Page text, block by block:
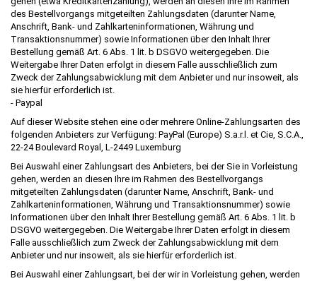
des Bestellvorgangs mitgeteilten Zahlungsdaten (darunter Name,
Anschrift, Bank- und Zahlkarteninformationen, Währung und
Transaktionsnummer) sowie Informationen über den Inhalt Ihrer
Bestellung gemäß Art. 6 Abs. 1 lit. b DSGVO weitergegeben. Die
Weitergabe Ihrer Daten erfolgt in diesem Falle ausschließlich zum
Zweck der Zahlungsabwicklung mit dem Anbieter und nur insoweit, als
sie hierfür erforderlich ist.
- Paypal
Auf dieser Website stehen eine oder mehrere Online-Zahlungsarten des
folgenden Anbieters zur Verfügung: PayPal (Europe) S.a.r.l. et Cie, S.C.A.,
22-24 Boulevard Royal, L-2449 Luxemburg
Bei Auswahl einer Zahlungsart des Anbieters, bei der Sie in Vorleistung
gehen, werden an diesen Ihre im Rahmen des Bestellvorgangs
mitgeteilten Zahlungsdaten (darunter Name, Anschrift, Bank- und
Zahlkarteninformationen, Währung und Transaktionsnummer) sowie
Informationen über den Inhalt Ihrer Bestellung gemäß Art. 6 Abs. 1 lit. b
DSGVO weitergegeben. Die Weitergabe Ihrer Daten erfolgt in diesem
Falle ausschließlich zum Zweck der Zahlungsabwicklung mit dem
Anbieter und nur insoweit, als sie hierfür erforderlich ist.
Bei Auswahl einer Zahlungsart, bei der wir in Vorleistung gehen, werden